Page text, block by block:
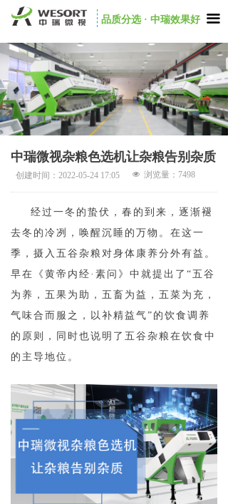
品质分选 · 中瑞效果好 끀
创建时间： 2022-05-24 17:05
中瑞微视杂粮色选机让杂粮告别杂质
넶 浏览量： 7498
经过一冬的蛰伏，春的到来，逐渐褪
去冬的冷冽，唤醒沉睡的万物。在这一
季，摄入五谷杂粮对身体康养分外有益。
早在《黄帝内经·素问》中就提出了“五谷
为养，五果为助，五畜为益，五菜为充，
气味合而服之，以补精益气”的饮食调养
的原则，同时也说明了五谷杂粮在饮食中
的主导地位。